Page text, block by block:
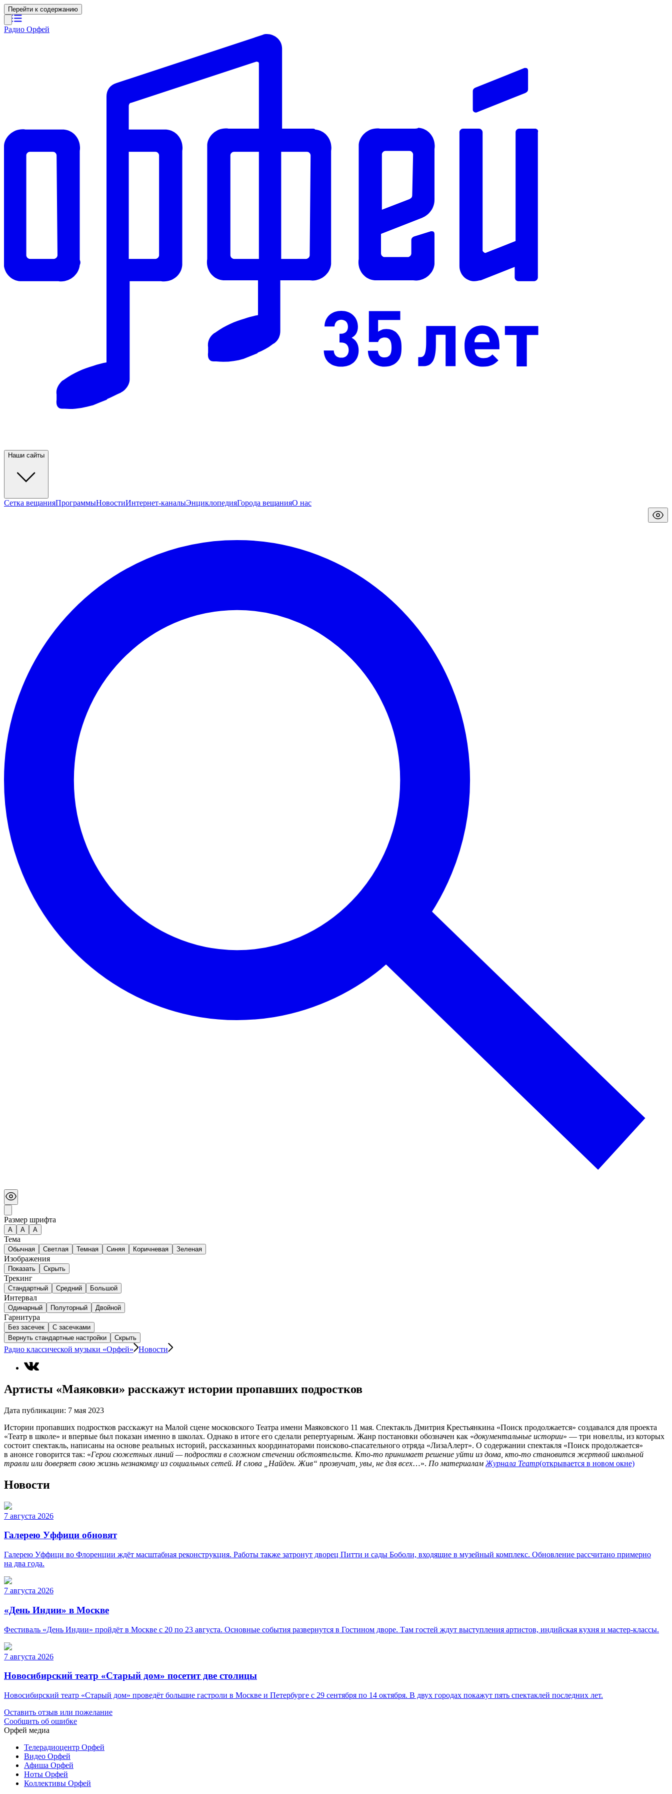
Перейти к содержанию
Радио Орфей
Наши сайты
Сетка вещанияПрограммыНовостиИнтернет-каналыЭнциклопедияГорода вещанияО нас
Размер шрифта
А A A
Тема
Обычная Светлая Темная Синяя Коричневая Зеленая
Изображения
Показать Скрыть
Трекинг
Стандартный Средний Большой
Интервал
Одинарный Полуторный Двойной
Гарнитура
Без засечек
С засечками
Вернуть стандартные настройки
Скрыть
Радио классической музыки «Орфей» Новости
Артисты «Маяковки» расскажут истории пропавших подростков
Дата публикации: 7 мая 2023
Истории пропавших подростков расскажут на Малой сцене московского Театра имени Маяковского 11 мая. Спектакль Дмитрия Крестьянкина «Поиск продолжается» создавался для проекта
«Театр в школе» и впервые был показан именно в школах. Однако в итоге его сделали репертуарным. Жанр постановки обозначен как «документальные истории» — три новеллы, из которых
состоит спектакль, написаны на основе реальных историй, рассказанных координаторами поисково-спасательного отряда «ЛизаАлерт». О содержании спектакля «Поиск продолжается»
в анонсе говорится так: «Герои сюжетных линий — подростки в сложном стечении обстоятельств. Кто-то принимает решение уйти из дома, кто-то становится жертвой школьной
травли или доверяет свою жизнь незнакомцу из социальных сетей. И слова „Найден. Жив“ прозвучат, увы, не для всех…». По материалам Журнала Театр(открывается в новом окне)
Новости
7 августа 2026
Галерею Уффици обновят
Галерею Уффици во Флоренции ждёт масштабная реконструкция. Работы также затронут дворец Питти и сады Боболи, входящие в музейный комплекс. Обновление рассчитано примерно
на два года.
7 августа 2026
«День Индии» в Москве
Фестиваль «День Индии» пройдёт в Москве с 20 по 23 августа. Основные события развернутся в Гостином дворе. Там гостей ждут выступления артистов, индийская кухня и мастер-классы.
7 августа 2026
Новосибирский театр «Старый дом» посетит две столицы
Новосибирский театр «Старый дом» проведёт большие гастроли в Москве и Петербурге с 29 сентября по 14 октября. В двух городах покажут пять спектаклей последних лет.
Оставить отзыв или пожелание
Сообщить об ошибке
Орфей медиа
Телерадиоцентр Орфей
Видео Орфей
Афиша Орфей
Ноты Орфей
Коллективы Орфей